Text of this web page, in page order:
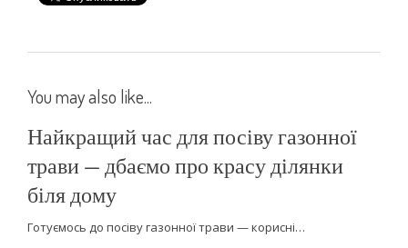
You may also like...
Найкращий час для посіву газонної
трави — дбаємо про красу ділянки
біля дому
Готуємось до посіву газонної трави — корисні…